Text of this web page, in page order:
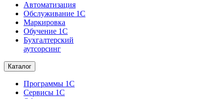
Автоматизация
Обслуживание 1С
Маркировка
Обучение 1С
Бухгалтерский
аутсорсинг
Каталог
Программы 1С
Сервисы 1С